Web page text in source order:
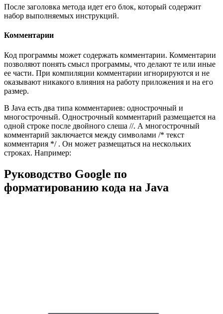
После заголовка метода идет его блок, который содержит
набор выполняемых инструкций.
Комментарии
Код программы может содержать комментарии. Комментарии
позволяют понять смысл программы, что делают те или иные
ее части. При компиляции комментарии игнорируются и не
оказывают никакого влияния на работу приложения и на его
размер.
В Java есть два типа комментариев: однострочный и
многострочный. Однострочный комментарий размещается на
одной строке после двойного слеша //. А многострочный
комментарий заключается между символами /* текст
комментария */ . Он может размещаться на нескольких
строках. Например:
Руководство Google по
форматированию кода на Java